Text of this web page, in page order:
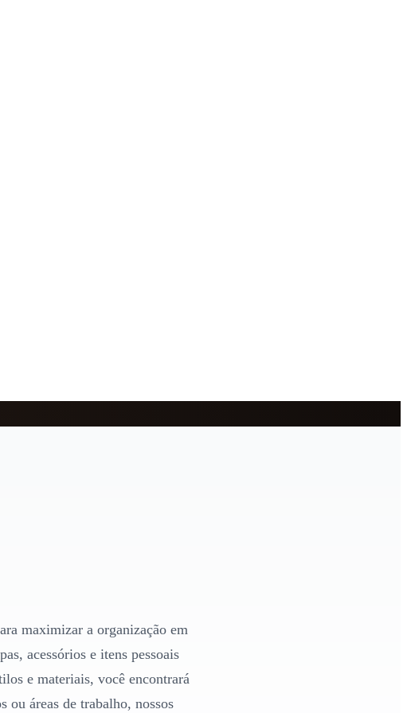
maximizar a organização em
acessórios e itens pessoais
e materiais, você encontrará
ou áreas de trabalho, nossos